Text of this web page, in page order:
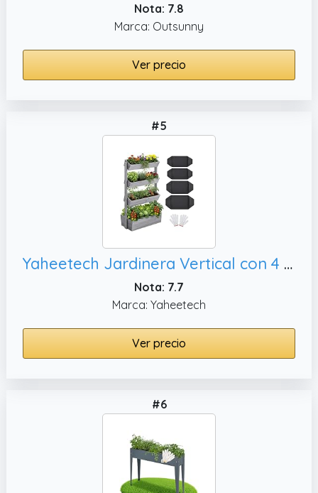
Nota: 7.8
Marca: Outsunny
Ver precio
#5
Yaheetech Jardinera Vertical con 4 Niveles, Gris
Nota: 7.7
Marca: Yaheetech
Ver precio
#6